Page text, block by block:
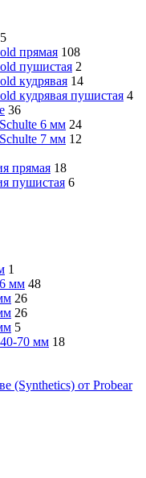
прямая 108
пушистая 2
кудрявая 14
кудрявая пушистая 4
36
6 мм 24
7 мм 12
прямая 18
пушистая 6
1
мм 48
26
26
5
70 мм 18
(Synthetics) от Probear